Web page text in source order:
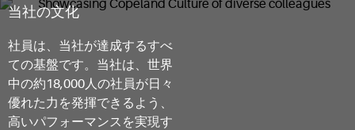
当社の文化
社員は、当社が達成するすべ
ての基盤です。当社は、世界
中の約18,000人の社員が日々
優れた力を発揮できるよう、
高いパフォーマンスを実現す